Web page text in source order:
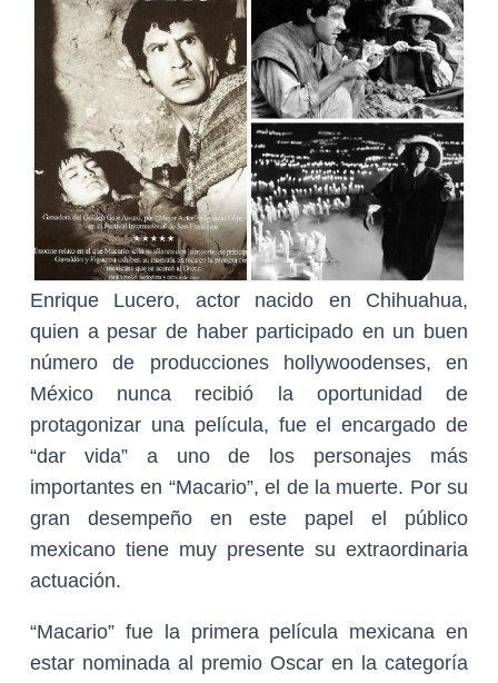
Enrique Lucero, actor nacido en Chihuahua,
quien a pesar de haber participado en un buen
número de producciones hollywoodenses, en
México nunca recibió la oportunidad de
protagonizar una película, fue el encargado de
“dar vida” a uno de los personajes más
importantes en “Macario”, el de la muerte. Por su
gran desempeño en este papel el público
mexicano tiene muy presente su extraordinaria
actuación.
“Macario” fue la primera película mexicana en
estar nominada al premio Oscar en la categoría